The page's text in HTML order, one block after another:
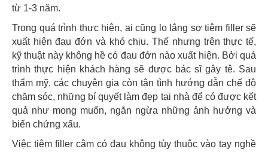
từ 1-3 năm.
Trong quá trình thực hiện, ai cũng lo lắng sợ tiêm filler sẽ
xuất hiện đau đớn và khó chịu. Thế nhưng trên thực tế,
kỹ thuật này không hề có đau đớn nào xuất hiện. Bởi quá
trình thực hiện khách hàng sẽ được bác sĩ gây tê. Sau
thẩm mỹ, các chuyên gia còn tận tình hướng dẫn chế độ
chăm sóc, những bí quyết làm đẹp tại nhà để có được kết
quả như mong muốn, ngăn ngừa những ảnh hưởng và
biến chứng xấu.
Việc tiêm filler cằm có đau không tùy thuộc vào tay nghề